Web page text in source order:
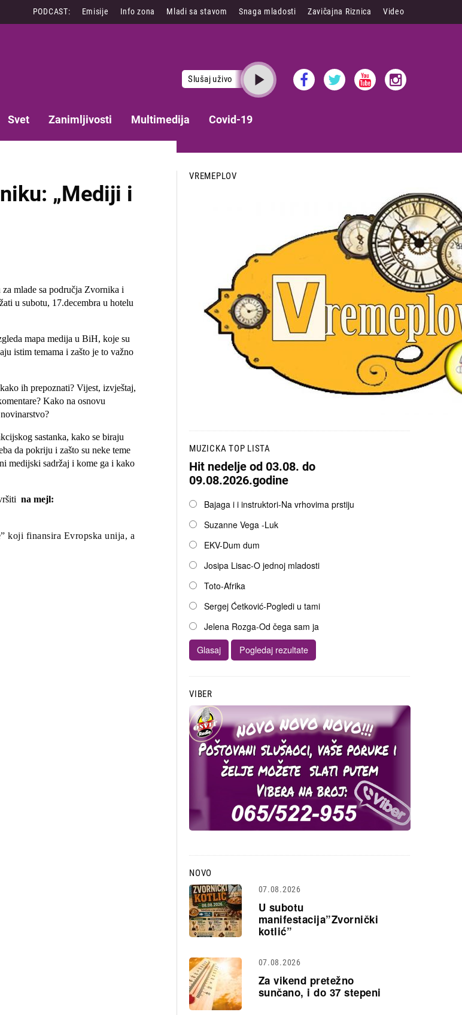
PODCAST: Emisije Info zona Mladi sa stavom Snaga mladosti Zavičajna Riznica Video
Slušaj uživo
Svet Zanimljivosti Multimedija Covid-19
„Mediji i
mlade sa područja Zvornika i
u subotu, 17.decembra u hotelu
mapa medija u BiH, koje su
istim temama i zašto je to važno
ih prepoznati? Vijest, izvještaj,
Kako na osnovu
sastanka, kako se biraju
da pokriju i zašto su neke teme
medijski sadržaj i kome ga i kako
na mejl:
koji finansira Evropska unija, a
VREMEPLOV
MUZICKA TOP LISTA
Hit nedelje od 03.08. do
09.08.2026.godine
OpcijeBajaga i i instruktori-Na vrhovima prstiju
Suzanne Vega -Luk
EKV-Dum dum
Josipa Lisac-O jednoj mladosti
Toto-Afrika
Sergej Ćetković-Pogledi u tami
Jelena Rozga-Od čega sam ja
VIBER
NOVO
07.08.2026
U subotu
manifestacija”Zvornički
kotlić”
07.08.2026
Za vikend pretežno
sunčano, i do 37 stepeni